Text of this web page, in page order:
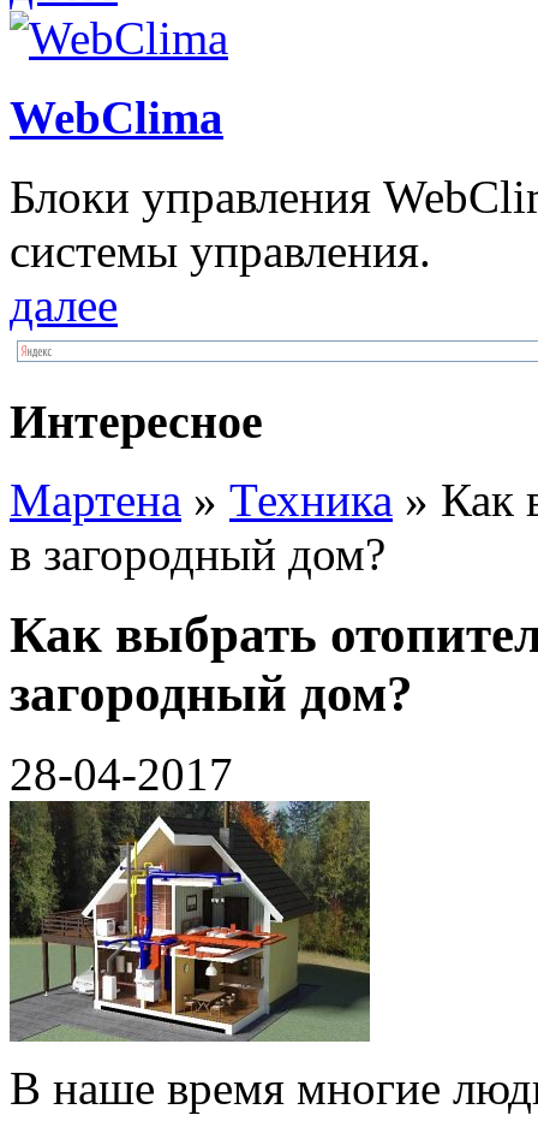
WebClima
Блоки упрaвлeния
системы управления.
далее
Интересное
Мартена » Техника » Как
в загородный дом?
Как выбрать
загородный дом?
28-04-2017
В наше время многие